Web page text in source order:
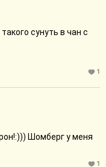
сунуть в чан с
1
Шомберг у меня
1